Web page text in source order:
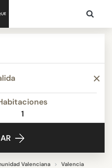
1
Valenciana
Valencia